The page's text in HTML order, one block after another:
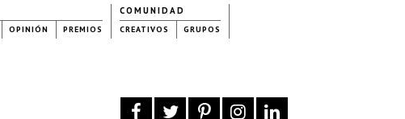
OPINIÓN PREMIOS
COMUNIDAD
CREATIVOS GRUPOS